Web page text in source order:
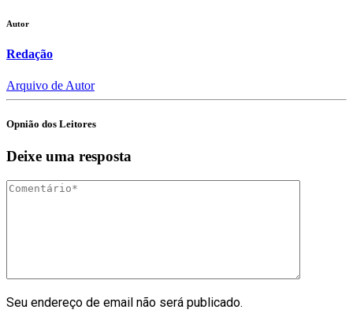
Autor
Redação
Arquivo de Autor
Opnião dos Leitores
Deixe uma resposta
Seu endereço de email não será publicado.